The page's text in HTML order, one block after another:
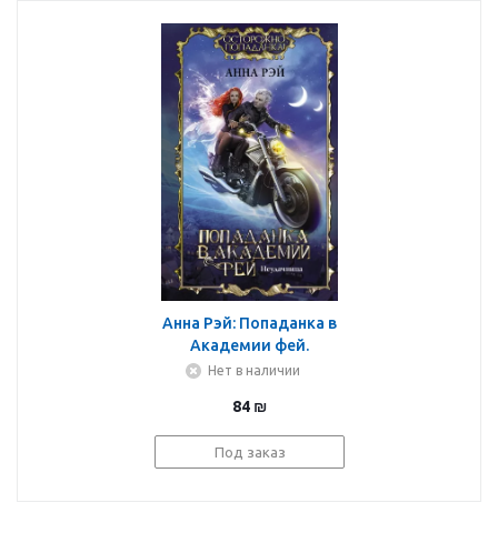
Анна Рэй: Попаданка в
Академии фей.
Неудачница
Нет в наличии
84 ₪
Под заказ